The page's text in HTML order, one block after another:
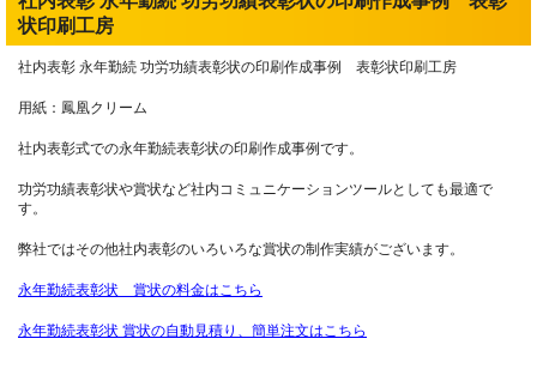
状印刷工房
社内表彰 永年勤続 功労功績表彰状の印刷作成事例 表彰状印刷工房
用紙：鳳凰クリーム
社内表彰式での永年勤続表彰状の印刷作成事例です。
功労功績表彰状や賞状など社内コミュニケーションツールとしても最適で
す。
弊社ではその他社内表彰のいろいろな賞状の制作実績がございます。
永年勤続表彰状 賞状の料金はこちら
永年勤続表彰状 賞状の自動見積り、簡単注文はこちら